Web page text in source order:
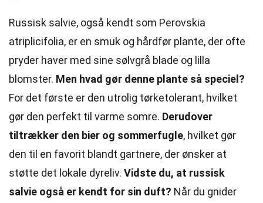
Russisk salvie, også kendt som Perovskia
atriplicifolia, er en smuk og hårdfør plante, der ofte
pryder haver med sine sølvgrå blade og lilla
blomster. Men hvad gør denne plante så speciel?
For det første er den utrolig tørketolerant, hvilket
gør den perfekt til varme somre. Derudover
tiltrækker den bier og sommerfugle, hvilket gør
den til en favorit blandt gartnere, der ønsker at
støtte det lokale dyreliv. Vidste du, at russisk
salvie også er kendt for sin duft? Når du gnider